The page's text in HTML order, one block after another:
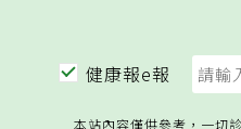
健康報e報
本站內容僅供參考，一切